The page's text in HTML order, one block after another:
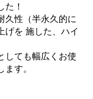
た！
久性（半永久的に
げを 施した、ハイ
しても幅広くお使
す。